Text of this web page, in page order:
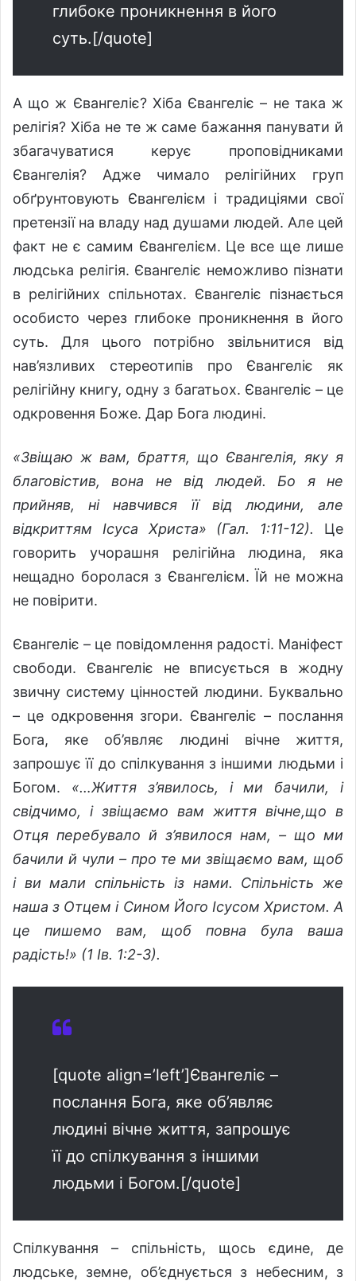
глибоке проникнення в його
суть.[/quote]
А що ж Євангеліє? Хіба Євангеліє – не така ж
релігія? Хіба не те ж саме бажання панувати й
збагачуватися керує проповідниками
Євангелія? Адже чимало релігійних груп
обґрунтовують Євангелієм і традиціями свої
претензії на владу над душами людей. Але цей
факт не є самим Євангелієм. Це все ще лише
людська релігія. Євангеліє неможливо пізнати
в релігійних спільнотах. Євангеліє пізнається
особисто через глибоке проникнення в його
суть. Для цього потрібно звільнитися від
нав’язливих стереотипів про Євангеліє як
релігійну книгу, одну з багатьох. Євангеліє – це
одкровення Боже. Дар Бога людині.
«Звіщаю ж вам, браття, що Євангелія, яку я
благовістив, вона не від людей. Бо я не
прийняв, ні навчився її від людини, але
відкриттям Ісуса Христа» (Гал. 1:11-12).
Це
говорить учорашня релігійна людина, яка
нещадно боролася з Євангелієм. Їй не можна
не повірити.
Євангеліє – це повідомлення радості. Маніфест
свободи. Євангеліє не вписується в жодну
звичну систему цінностей людини. Буквально
– це одкровення згори. Євангеліє – послання
Бога, яке об’являє людині вічне життя,
запрошує її до спілкування з іншими людьми і
Богом. «…Життя з’явилось, і ми бачили, і
свідчимо, і звіщаємо вам життя вічне,що в
Отця перебувало й з’явилося нам, – що ми
бачили й чули – про те ми звіщаємо вам, щоб
і ви мали спільність із нами. Спільність же
наша з Отцем і Сином Його Ісусом Христом. А
це пишемо вам, щоб повна була ваша
радість!» (1 Ів. 1:2-3).
[quote align=’left’]Євангеліє –
послання Бога, яке об’являє
людині вічне життя, запрошує
її до спілкування з іншими
людьми і Богом.[/quote]
Спілкування – спільність, щось єдине, де
людське, земне, об’єднується з небесним, з